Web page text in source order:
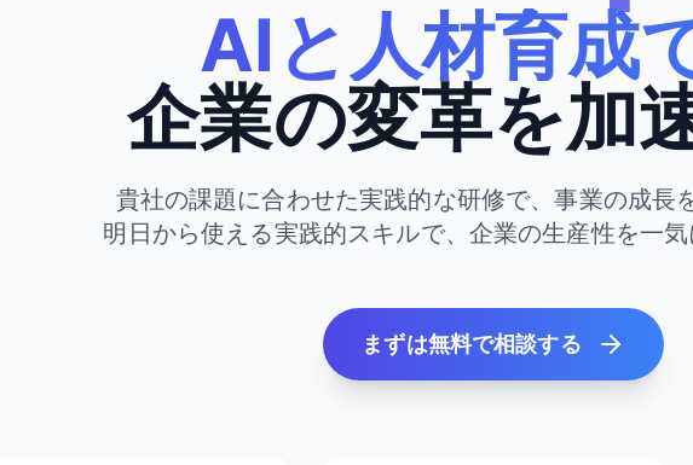
AIと人材育成
企業の変革を加
貴社の課題に合わせた実践的な研修で、事業の成長
明日から使える実践的スキルで、企業の生産性を一気
まずは無料で相談する